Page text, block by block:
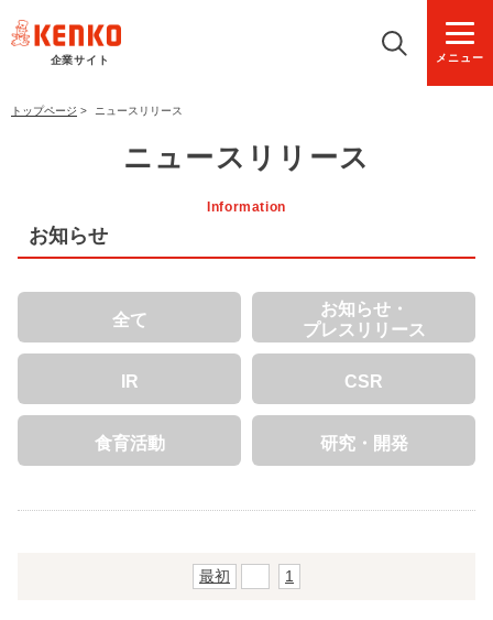
企業サイト メニュー
トップページ > ニュースリリース
ニュースリリース
Information
お知らせ
全て
お知らせ・
プレスリリース
IR CSR
食育活動 研究・開発
最初 1